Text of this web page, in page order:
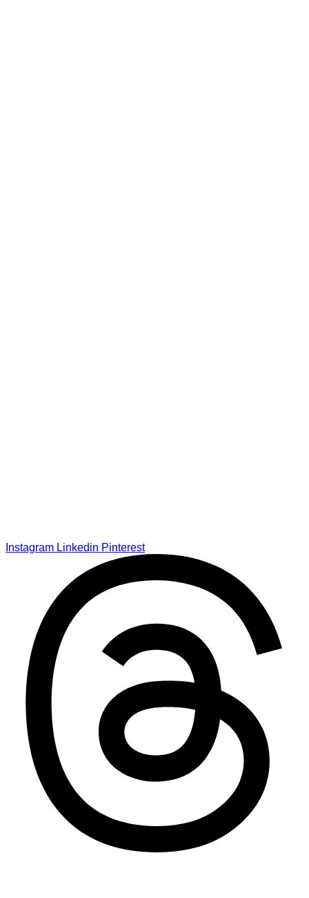
Instagram Linkedin Pinterest